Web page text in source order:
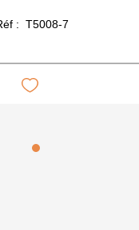
: T5008-7